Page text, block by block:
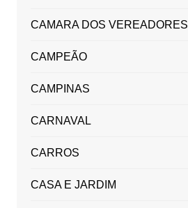
CAMARA DOS VEREADORES
CAMPEÃO
CAMPINAS
CARNAVAL
CARROS
CASA E JARDIM